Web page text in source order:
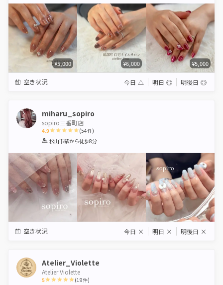
¥5,000 ¥6,000 ¥5,000
空き状況 今日 △ 明日 ◎ 明後日 ◎
miharu_sopiro
sopiro三番町店
4.9
1 2 3 4 5
(54件)
松山市駅から徒歩8分
空き状況 今日 × 明日 × 明後日 ×
Atelier_Violette
Atelier Violette
5 (19件)